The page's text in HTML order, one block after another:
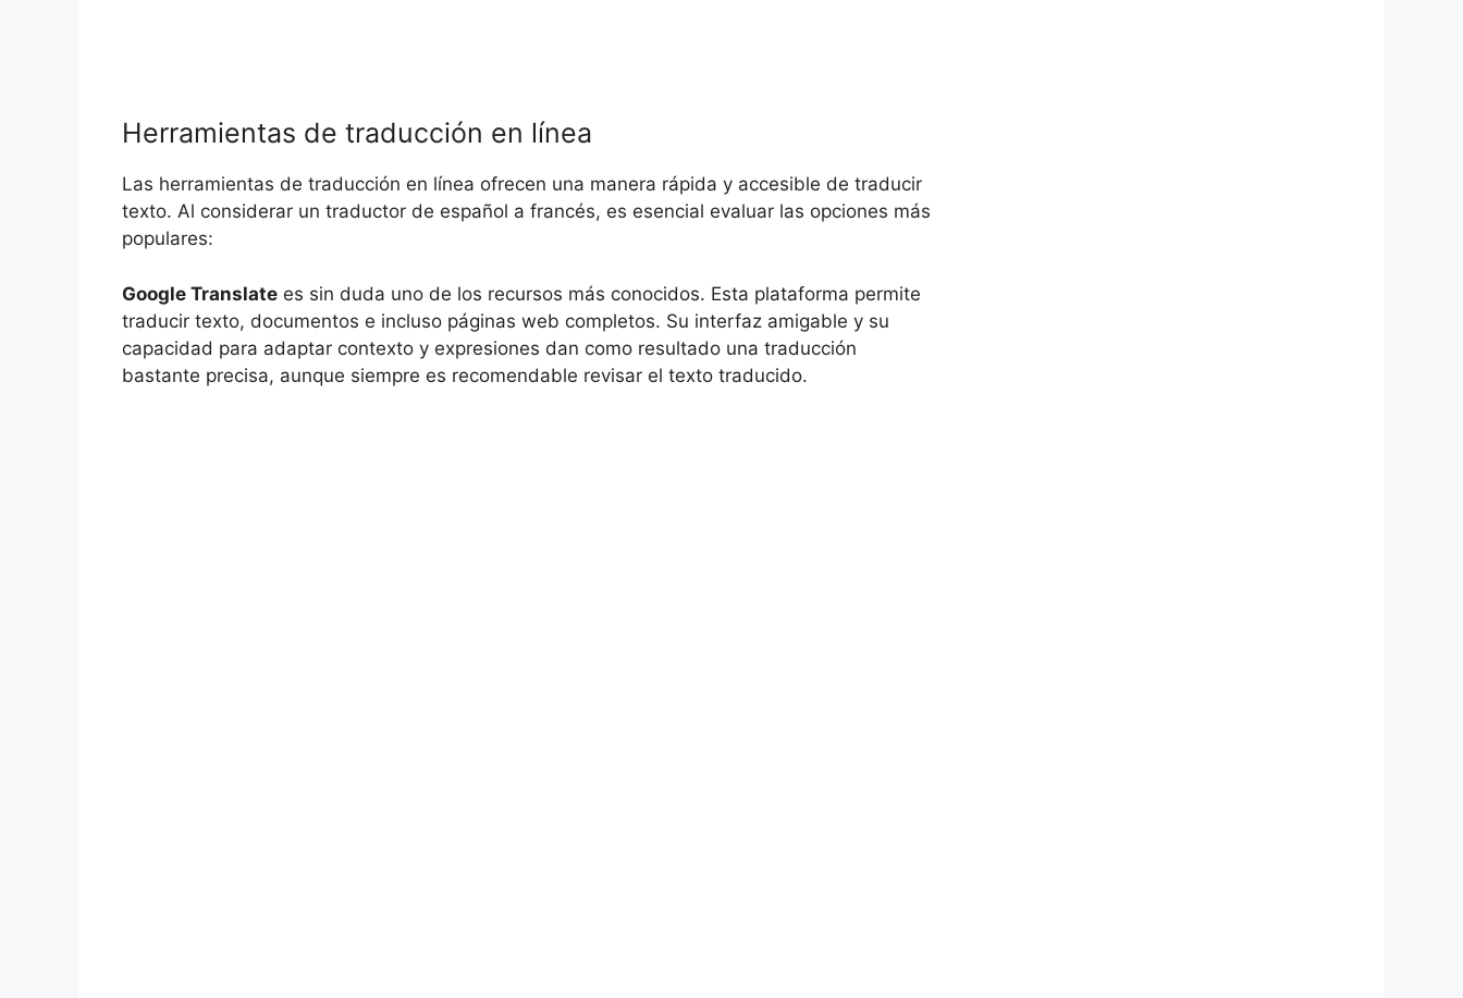
Herramientas de traducción en línea
Las herramientas de traducción en línea ofrecen una manera rápida y accesible de traducir
texto. Al considerar un traductor de español a francés, es esencial evaluar las opciones más
populares:
Google Translate es sin duda uno de los recursos más conocidos. Esta plataforma permite
traducir texto, documentos e incluso páginas web completos. Su interfaz amigable y su
capacidad para adaptar contexto y expresiones dan como resultado una traducción
bastante precisa, aunque siempre es recomendable revisar el texto traducido.